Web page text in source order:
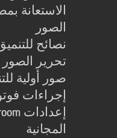
الاستعانة
الصور
نصائح
تحرير الصور
صور أولية
إجراءات
المجانية